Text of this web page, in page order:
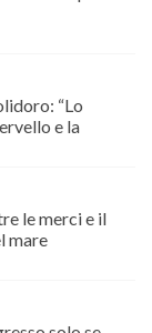
“Lo
e la
le merci e il
mare